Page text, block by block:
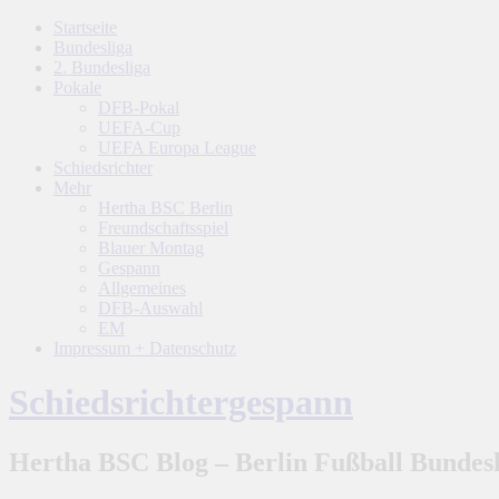
Startseite
Bundesliga
2. Bundesliga
Pokale
DFB-Pokal
UEFA-Cup
UEFA Europa League
Schiedsrichter
Mehr
Hertha BSC Berlin
Freundschaftsspiel
Blauer Montag
Gespann
Allgemeines
DFB-Auswahl
EM
Impressum + Datenschutz
Schiedsrichtergespann
Hertha BSC Blog – Berlin Fußball